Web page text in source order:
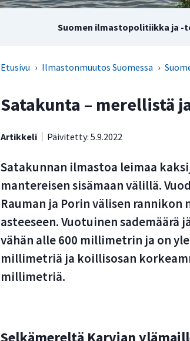
Suomen ilmastopolitiikka ja -
Etusivu › Ilmastonmuutos Suomessa ›
Satakunta – merellistä
Artikkeli Päivitetty: 5.9.2022
Satakunnan ilmastoa leimaa
mantereisen sisämaan välillä.
Rauman ja Porin välisen
asteeseen. Vuotuinen sademäärä
vähän alle 600 millimetrin ja on
millimetriä ja koillisosan
millimetriä.
Selkämereltä Karvian